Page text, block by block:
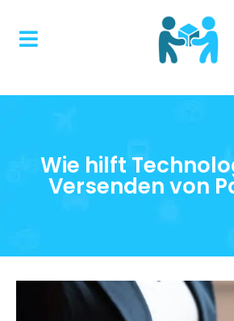
Wie hilft
Versenden von